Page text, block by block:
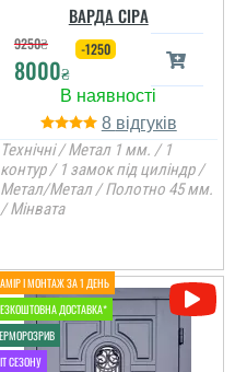
Вся сім'я задоволена
дверима, дуже
товстелезні та міцні на
вид двері, покриття яке
ВАРДА СІРА
9250₴
8000₴
-1250
8
Технічні / Метал 1 мм. / 1
контур / 1 замок під циліндр /
Метал/Метал / Полотно 45 мм.
/ Мінвата